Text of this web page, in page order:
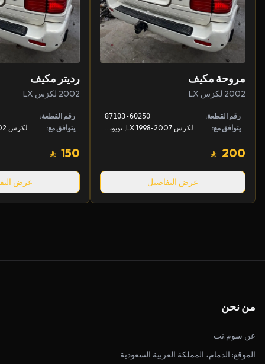
مروحة مكيف
2002 لكزس LX
رقم القطعة: 87103-60250
يتوافق مع:
200
عرض التفاصيل
رديتر مكيف
2002 لكزس LX
رقم القطعة:
يتوافق مع:
150
عرض
من نحن
عن سوم.نت
الموقع: الدمام، المملكة العربية السعودية